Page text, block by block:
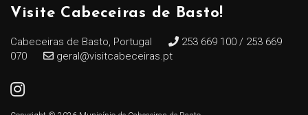
Visite Cabeceiras de Basto!
Cabeceiras de Basto, Portugal
253 669 100 / 253 669
070
geral@visitcabeceiras.pt